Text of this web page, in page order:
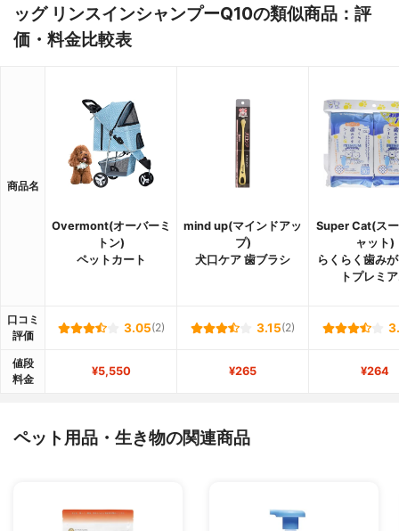
ッグ リンスインシャンプーQ10の類似商品：評
価・料金比較表
商品名
Overmont(オーバーミ
トン)
ペットカート
mind up(マインドアッ
プ)
犬口ケア 歯ブラシ
Super Cat(ス
ャット)
らくらく歯み
トプレミ
口コミ
評価
3.05(2) 3.15(2)
値段
料金
¥5,550 ¥265 ¥264
ペット用品・生き物の関連商品